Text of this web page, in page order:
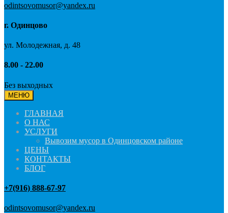
odintsovomusor@yandex.ru
г. Одинцово
ул. Молодежная, д. 48
8.00 - 22.00
Без выходных
МЕНЮ
ГЛАВНАЯ
О НАС
УСЛУГИ
Вывозим мусор в Одинцовском районе
ЦЕНЫ
КОНТАКТЫ
БЛОГ
+7(916) 888-67-97
odintsovomusor@yandex.ru